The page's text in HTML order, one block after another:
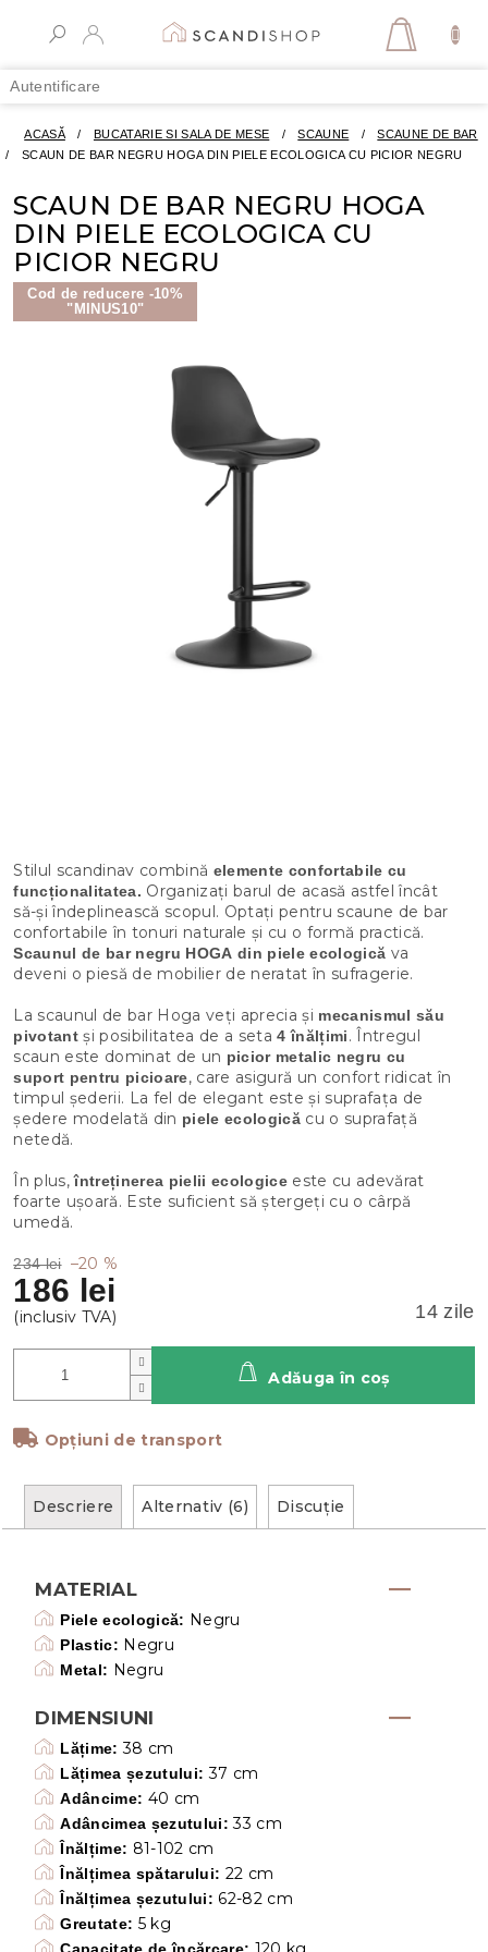
conținut
Autentificare
COŞ
ACASĂ / BUCATARIE SI SALA DE MESE / SCAUNE /
SCAUNE DE BAR
/
SCAUN DE BAR NEGRU HOGA DIN PIELE ECOLOGICA CU PICIOR NEGRU
SCAUN DE BAR NEGRU HOGA
DIN PIELE ECOLOGICA CU
PICIOR NEGRU
Cod de reducere -10%
"MINUS10"
234 lei –20 %
186 lei
14 zile
Opțiuni de transport
Adăuga în coş
Stilul scandinav combină elemente confortabile cu
funcționalitatea. Organizați barul de acasă astfel încât
să-și îndeplinească scopul. Optați pentru scaune de bar
confortabile în tonuri naturale și cu o formă practică.
Scaunul de bar negru HOGA din piele ecologică va
deveni o piesă de mobilier de neratat în sufragerie.
La scaunul de bar Hoga veți aprecia și mecanismul său
pivotantși posibilitatea de a seta4 înălțimi. Întregul
scaun este dominat de un picior metalic negru cu
suport pentru picioare, care asigură un confort ridicat în
timpul șederii. La fel de elegant este și suprafața de
ședere modelată din piele ecologicăcu o suprafață
netedă.
În plus,întreținerea pielii ecologiceeste cu adevărat
foarte ușoară. Este suficient să ștergeți cu o cârpă
umedă.
Descriere Alternativ (6) Discuţie
MATERIAL
Piele ecologică: Negru
Plastic: Negru
Metal: Negru
DIMENSIUNI
Lățime: 38 cm
Lățimea șezutului: 37 cm
Adâncime: 40 cm
Adâncimea șezutului: 33 cm
Înălțime: 81-102 cm
Înălțimea spătarului: 22 cm
Înălțimea șezutului: 62-82 cm
Greutate: 5 kg
Capacitate de încărcare: